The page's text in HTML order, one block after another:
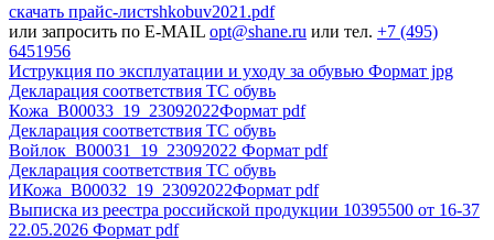
скачать прайс-листshkobuv2021 .pdf
или запросить по E-MAIL opt@shane.ru или тел. +7 (495)
6451956
Иструкция по эксплуатации и уходу за обувью Формат jpg
Декларация соответствия ТС обувь
Кожа_В00033_19_23092022Формат pdf
Декларация соответствия ТС обувь
Войлок_B00031_19_23092022 Формат pdf
Декларация соответствия ТС обувь
ИКожа_В00032_19_23092022Формат pdf
Выписка из реестра российской продукции 10395500 от 16-37
22.05.2026 Формат pdf